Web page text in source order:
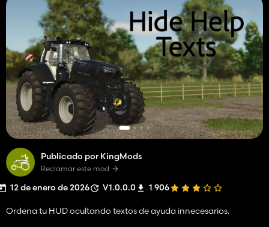
Publicado por KingMods
Reclamar este mod
12 de enero de 2026 V1.0.0.0 1 906
Ordena tu HUD ocultando textos de ayuda innecesarios.